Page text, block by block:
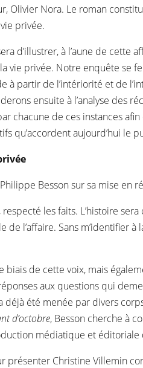
Olivier Nora. Le roman
privée.
d’illustrer, à l’aune de
vie privée. Notre enquête se
à partir de l’intériorité et de
ensuite à l’analyse des
chacune de ces instances
qu’accordent aujourd’hui le
Besson sur sa mise en
respecté les faits. L’histoire
de l’affaire. Sans m’identifier
biais de cette voix, mais
aux questions qui
été menée par divers
d’octobre, Besson cherche à
médiatique et éditoriale
présenter Christine Villemin